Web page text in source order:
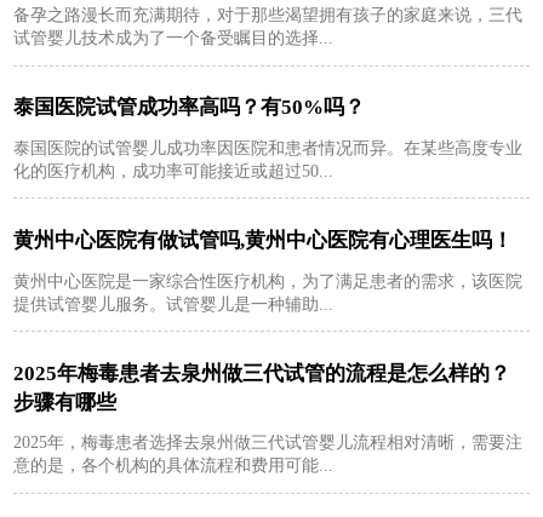
备孕之路漫长而充满期待，对于那些渴望拥有孩子的家庭来说，三代
试管婴儿技术成为了一个备受瞩目的选择...
泰国医院试管成功率高吗？有50%吗？
泰国医院的试管婴儿成功率因医院和患者情况而异。在某些高度专业
化的医疗机构，成功率可能接近或超过50...
黄州中心医院有做试管吗,黄州中心医院有心理医生吗！
黄州中心医院是一家综合性医疗机构，为了满足患者的需求，该医院
提供试管婴儿服务。试管婴儿是一种辅助...
2025年梅毒患者去泉州做三代试管的流程是怎么样的？
步骤有哪些
2025年，梅毒患者选择去泉州做三代试管婴儿流程相对清晰，需要注
意的是，各个机构的具体流程和费用可能...